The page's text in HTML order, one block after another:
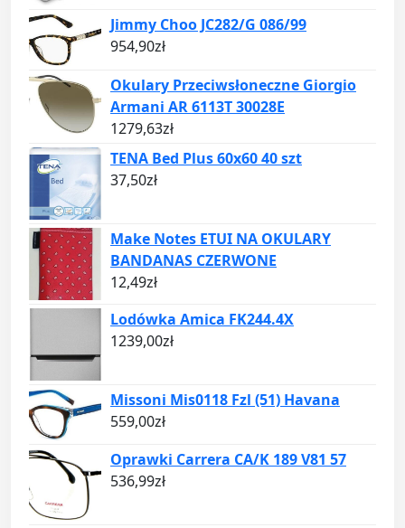
Jimmy Choo JC282/G 086/99
954,90zł
Okulary Przeciwsłoneczne Giorgio
Armani AR 6113T 30028E
1279,63zł
TENA Bed Plus 60x60 40 szt
37,50zł
Make Notes ETUI NA OKULARY
BANDANAS CZERWONE
12,49zł
Lodówka Amica FK244.4X
1239,00zł
Missoni Mis0118 Fzl (51) Havana
559,00zł
Oprawki Carrera CA/K 189 V81 57
536,99zł